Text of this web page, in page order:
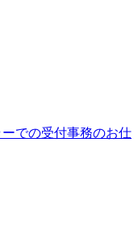
ーでの受付事務のお仕